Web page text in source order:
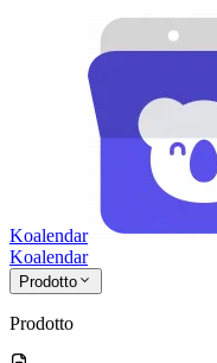
Koalendar
Koalendar
Prodotto
Prodotto